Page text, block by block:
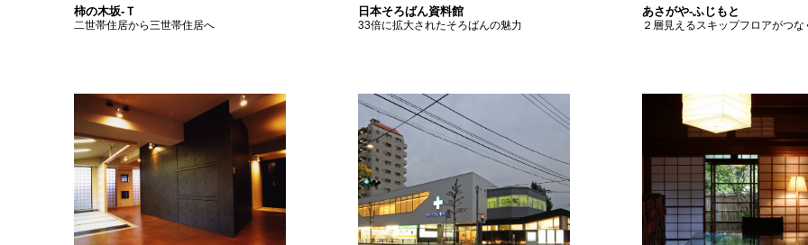
柿の木坂-Ｔ
二世帯住居から三世帯住居へ
日本そろばん資料館
33倍に拡大されたそろばんの魅力
あさがや-ふじもと
２層見えるスキップフロアがつな